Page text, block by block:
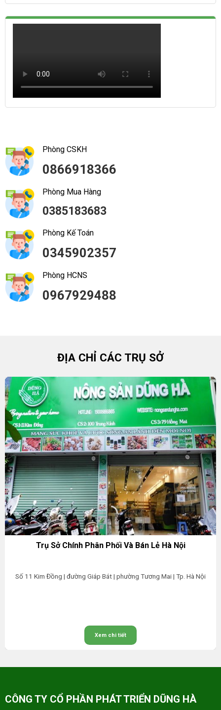
Phòng CSKH
0866918366
Phòng Mua Hàng
0385183683
Phòng Kế Toán
0345902357
Phòng HCNS
0967929488
ĐỊA CHỈ CÁC TRỤ SỞ
Trụ Sở Chính Phân Phối Và Bán Lẻ Hà Nội
Số 11 Kim Đồng | đường Giáp Bát | phường Tương Mai | Tp. Hà Nội
Xem chi tiết
CÔNG TY CỔ PHẦN PHÁT TRIỂN DŨNG HÀ